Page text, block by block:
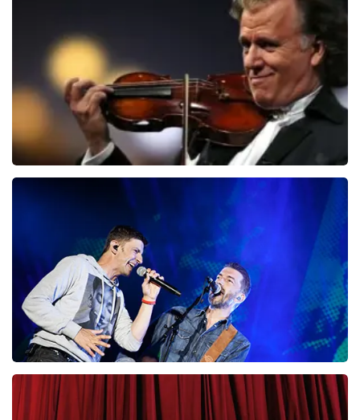
BESTEL NU
Andre Rieu
laatste 30 minuten
BESTEL NU
Clouseau
65